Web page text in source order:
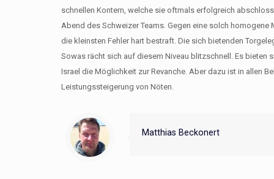
schnellen Kontern, welche sie oftmals erfolgreich
Abend des Schweizer Teams. Gegen eine solch homogene
die kleinsten Fehler hart bestraft. Die sich bietenden
Sowas rächt sich auf diesem Niveau blitzschnell. Es bieten
Israel die Möglichkeit zur Revanche. Aber dazu ist in allen
Leistungssteigerung von Nöten.
Matthias Beckonert